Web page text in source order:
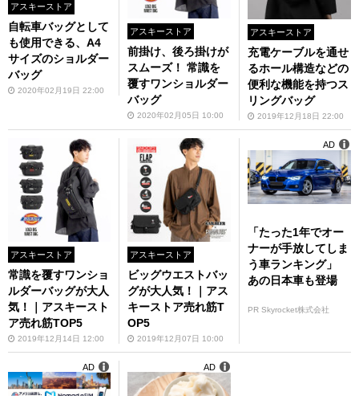
アスキーストア
自転車バッグとして
も使用できる、A4
サイズのショルダー
バッグ
2020年02月19日 22:00
アスキーストア
前掛け、後ろ掛けが
スムーズ！ 常識を
覆すワンショルダー
バッグ
2020年02月05日 10:00
アスキーストア
充電ケーブルを通せ
るホール構造などの
便利な機能を持つス
リングバッグ
2019年12月18日 22:00
アスキーストア
常識を覆すワンショ
ルダーバッグが大人
気！｜アスキースト
ア売れ筋TOP5
2019年12月14日 12:00
アスキーストア
ビッグウエストバッ
グが大人気！｜アス
キーストア売れ筋T
OP5
2019年12月07日 10:00
「たった1年でオー
ナーが手放してしま
う車ランキング」
あの日本車も登場
PR Skyrocket株式会社
AD
AD AD